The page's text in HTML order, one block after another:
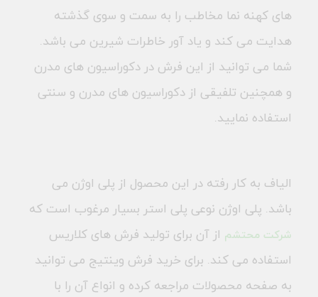
های کهنه نما مخاطب را به سمت و سوی گذشته
هدایت می کند و یاد آور خاطرات شیرین می باشد.
شما می توانید از این فرش در دکوراسیون های مدرن
و همچنین تلفیقی از دکوراسیون های مدرن و سنتی
استفاده نمایید.
الیاف به کار رفته در این محصول از پلی اوژن می
باشد. پلی اوژن نوعی پلی استر بسیار مرغوب است که
شرکت محتشم از آن برای تولید فرش های کلاریس
استفاده می کند. برای خرید فرش وینتیج می توانید
به صفحه محصولات مراجعه کرده و انواع آن را با